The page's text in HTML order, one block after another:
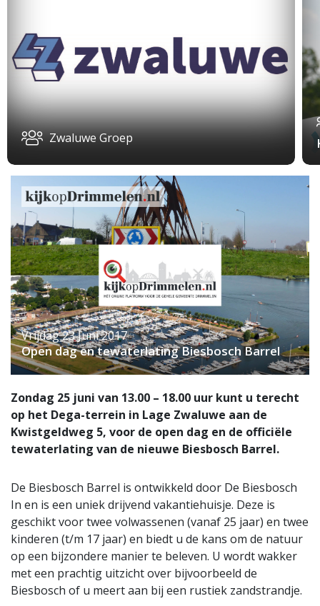
Zwaluwe Groep
Vrijdag 23 Juni 2017
Open dag en tewaterlating Biesbosch Barrel
Zondag 25 juni van 13.00 – 18.00 uur kunt u terecht
op het Dega-terrein in Lage Zwaluwe aan de
Kwistgeldweg 5, voor de open dag en de officiële
tewaterlating van de nieuwe Biesbosch Barrel.
De Biesbosch Barrel is ontwikkeld door De Biesbosch
In en is een uniek drijvend vakantiehuisje. Deze is
geschikt voor twee volwassenen (vanaf 25 jaar) en twee
kinderen (t/m 17 jaar) en biedt u de kans om de natuur
op een bijzondere manier te beleven. U wordt wakker
met een prachtig uitzicht over bijvoorbeeld de
Biesbosch of u meert aan bij een rustiek zandstrandje.